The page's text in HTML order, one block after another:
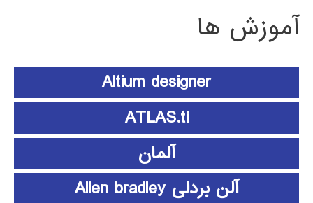
آموزش ها
Altium designer
ATLAS.ti
آلمان
آلن بردلی Allen bradley